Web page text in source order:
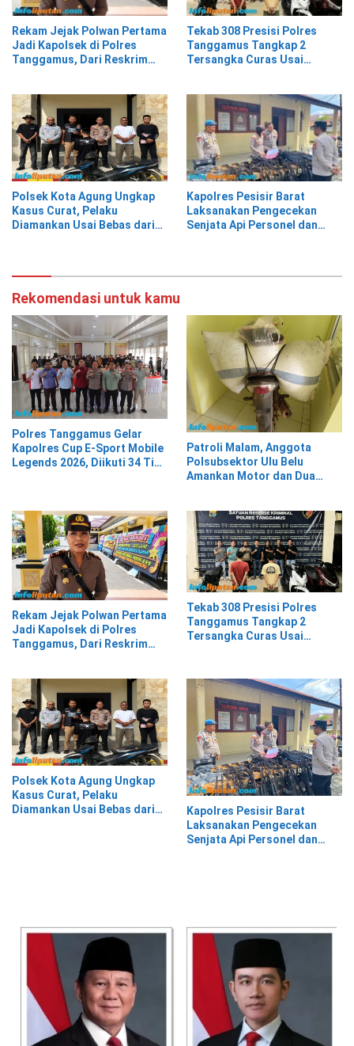
Rekam Jejak Polwan Pertama
Jadi Kapolsek di Polres
Tanggamus, Dari Reskrim
Tekab 308 Presisi Polres
Tanggamus Tangkap 2
Tersangka Curas Usai
Polsek Kota Agung Ungkap
Kasus Curat, Pelaku
Diamankan Usai Bebas dari
Kapolres Pesisir Barat
Laksanakan Pengecekan
Senjata Api Personel dan
Rekomendasi untuk kamu
Polres Tanggamus Gelar
Kapolres Cup E-Sport Mobile
Legends 2026, Diikuti 34 Tim
Patroli Malam, Anggota
Polsubsektor Ulu Belu
Amankan Motor dan Dua
Rekam Jejak Polwan Pertama
Jadi Kapolsek di Polres
Tanggamus, Dari Reskrim
Tekab 308 Presisi Polres
Tanggamus Tangkap 2
Tersangka Curas Usai
Polsek Kota Agung Ungkap
Kasus Curat, Pelaku
Diamankan Usai Bebas dari
Kapolres Pesisir Barat
Laksanakan Pengecekan
Senjata Api Personel dan